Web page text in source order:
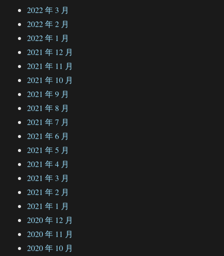
2022 年 3 月
2022 年 2 月
2022 年 1 月
2021 年 12 月
2021 年 11 月
2021 年 10 月
2021 年 9 月
2021 年 8 月
2021 年 7 月
2021 年 6 月
2021 年 5 月
2021 年 4 月
2021 年 3 月
2021 年 2 月
2021 年 1 月
2020 年 12 月
2020 年 11 月
2020 年 10 月